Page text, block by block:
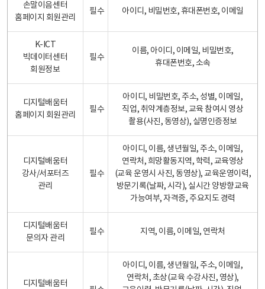
손말이음센터
홈페이지 회원관리
필수 아이디, 비밀번호, 휴대폰번호, 이메일
K-ICT
빅데이터센터
회원정보
필수
이름, 아이디, 이메일, 비밀번호,
휴대폰번호, 소속
디지털배움터
홈페이지 회원관리
필수
아이디, 비밀번호, 주소, 성별, 이메일,
직업, 취약계층정보, 교육 참여시 영상
촬용(사진, 동영상), 실명인증정보
디지털배움터
강사/서포터즈
관리
필수
아이디, 이름, 생년월일, 주소, 이메일,
연락처, 희망활동지역, 학력, 교육영상
(교육 운영시 사진, 동영상), 교육운영이력,
방문기록(날짜, 시각), 실시간 양방향교육
가능여부, 자격증, 주요지도 경력
디지털배움터
문의자 관리
필수 지역, 이름, 이메일, 연락처
디지털배움터
아이디, 이름, 생년월일, 주소, 이메일,
연락처, 초상(교육 수강사진, 영상),